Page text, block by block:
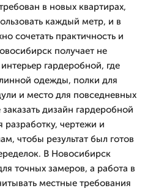
в новых квартирах,
каждый метр, и в
сочетать практичность и
получает не
гардеробной, где
одежды, полки для
и место для повседневных
дизайн гардеробной
чертежи и
чтобы результат был готов
В Новосибирск
точных замеров, а работа в
местные требования